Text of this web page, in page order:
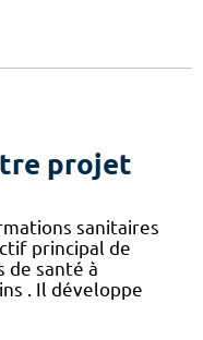
projet
sanitaires
principal de
de santé à
. Il développe